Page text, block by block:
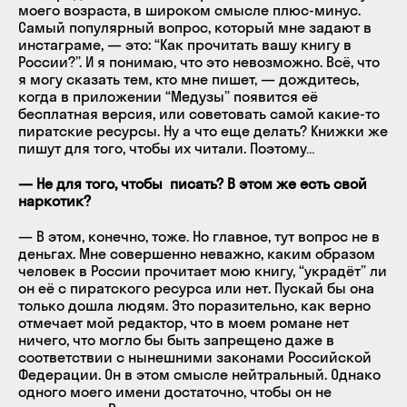
моего возраста, в широком смысле плюс-минус.
Самый популярный вопрос, который мне задают в
инстаграме, — это: “Как прочитать вашу книгу в
России?”. И я понимаю, что это невозможно. Всё, что
я могу сказать тем, кто мне пишет, — дождитесь,
когда в приложении “Медузы” появится её
бесплатная версия, или советовать самой какие-то
пиратские ресурсы. Ну а что еще делать? Книжки же
пишут для того, чтобы их читали. Поэтому…
— Не для того, чтобы писать? В этом же есть свой
наркотик?
— В этом, конечно, тоже. Но главное, тут вопрос не в
деньгах. Мне совершенно неважно, каким образом
человек в России прочитает мою книгу, “украдёт” ли
он её с пиратского ресурса или нет. Пускай бы она
только дошла людям. Это поразительно, как верно
отмечает мой редактор, что в моем романе нет
ничего, что могло бы быть запрещено даже в
соответствии с нынешними законами Российской
Федерации. Он в этом смысле нейтральный. Однако
одного моего имени достаточно, чтобы он не